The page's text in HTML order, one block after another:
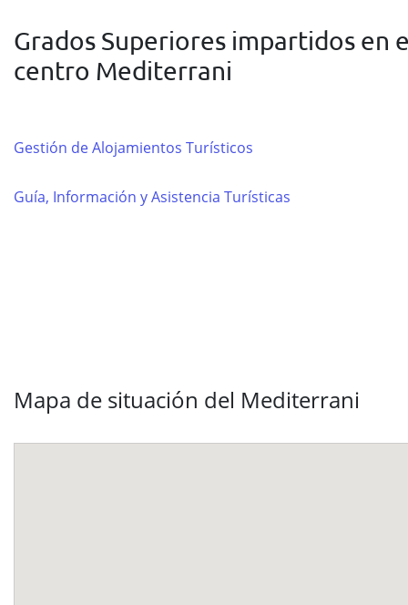
Grados Superiores impartidos en
centro Mediterrani
Gestión de Alojamientos Turísticos
Guía, Información y Asistencia Turísticas
Mapa de situación del Mediterrani